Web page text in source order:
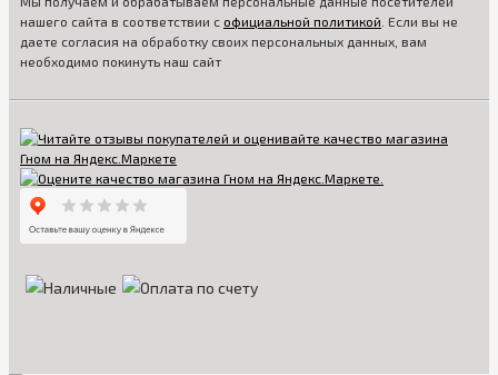
нашего сайта в соответствии с официальной политикой . Если вы не
даете согласия на обработку своих персональных данных, вам
необходимо покинуть наш сайт